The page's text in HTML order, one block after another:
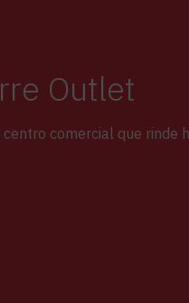
Outlet
comercial que